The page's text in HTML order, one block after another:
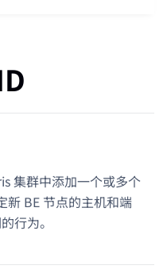
集群中添加一个或多个
新 BE 节点的主机和端
行为。